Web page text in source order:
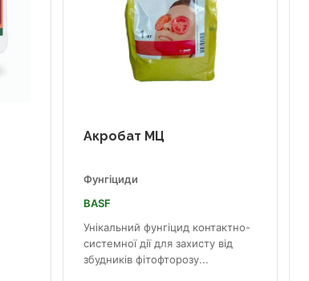
Акробат МЦ
Фунгіциди
BASF
Унiкальний фунгiцид контактно-
системної дiї для захисту від
збудників фiтофторозу...